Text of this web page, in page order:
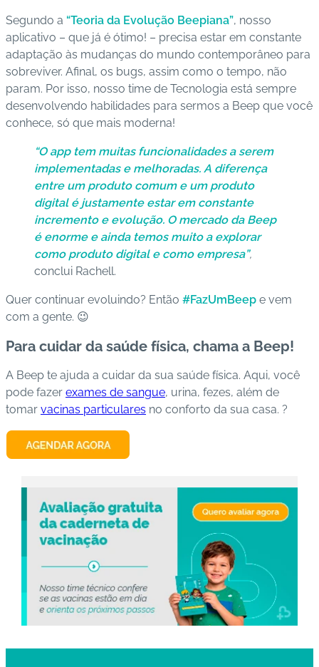
Segundo a “Teoria da Evolução Beepiana”, nosso
aplicativo – que já é ótimo! – precisa estar em constante
adaptação às mudanças do mundo contemporâneo para
sobreviver. Afinal, os bugs, assim como o tempo, não
param. Por isso, nosso time de Tecnologia está sempre
desenvolvendo habilidades para sermos a Beep que você
conhece, só que mais moderna!
“O app tem muitas funcionalidades a serem
implementadas e melhoradas. A diferença
entre um produto comum e um produto
digital é justamente estar em constante
incremento e evolução. O mercado da Beep
é enorme e ainda temos muito a explorar
como produto digital e como empresa”,
conclui Rachell.
Quer continuar evoluindo? Então #FazUmBeep e vem
com a gente. 😉
Para cuidar da saúde física, chama a Beep!
A Beep te ajuda a cuidar da sua saúde física. Aqui, você
pode fazer exames de sangue, urina, fezes, além de
tomar vacinas particulares no conforto da sua casa. ?